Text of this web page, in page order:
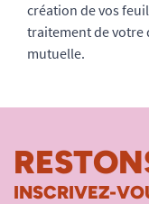
création de vos
traitement de votre
mutuelle.
INSCRIVEZ-